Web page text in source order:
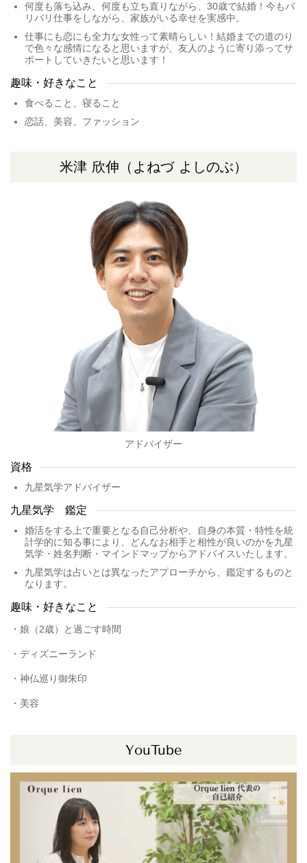
何度も落ち込み、何度も立ち直りながら、30歳で結婚！今もバ
リバリ仕事をしながら、家族がいる幸せを実感中。
仕事にも恋にも全力な女性って素晴らしい！結婚までの道のり
で色々な感情になると思いますが、友人のように寄り添ってサ
ポートしていきたいと思います！
趣味・好きなこと
食べること、寝ること
恋話、美容、ファッション
米津 欣伸 （よねづ よしのぶ）
アドバイザー
資格
九星気学アドバイザー
九星気学 鑑定
婚活をする上で重要となる自己分析や、自身の本質・特性を統
計学的に知る事により、どんなお相手と相性が良いのかを九星
気学・姓名判断・マインドマップからアドバイスいたします。
九星気学は占いとは異なったアプローチから、鑑定するものと
なります。
趣味・好きなこと
・ 娘（2歳）と過ごす時間
・ディズニーランド
・神仏巡り御朱印
・美容
YouTube